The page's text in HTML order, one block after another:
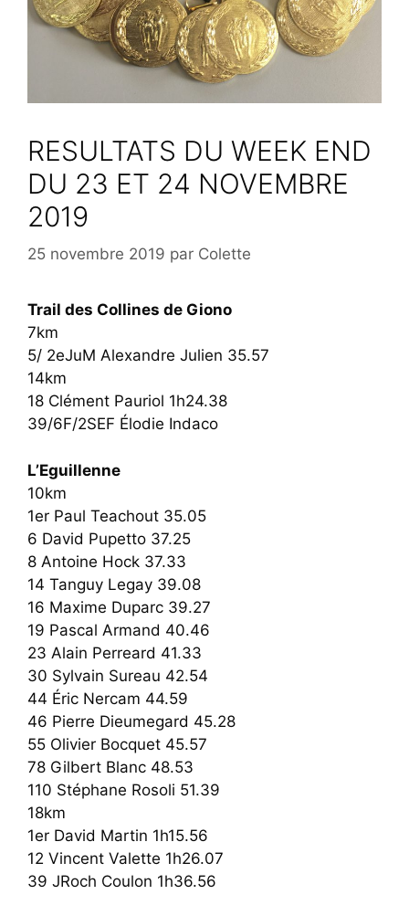
RESULTATS DU WEEK END
DU 23 ET 24 NOVEMBRE
2019
25 novembre 2019 par Colette
Trail des Collines de Giono
7km
5/ 2eJuM Alexandre Julien 35.57
14km
18 Clément Pauriol 1h24.38
39/6F/2SEF Élodie Indaco
L’Eguillenne
10km
1er Paul Teachout 35.05
6 David Pupetto 37.25
8 Antoine Hock 37.33
14 Tanguy Legay 39.08
16 Maxime Duparc 39.27
19 Pascal Armand 40.46
23 Alain Perreard 41.33
30 Sylvain Sureau 42.54
44 Éric Nercam 44.59
46 Pierre Dieumegard 45.28
55 Olivier Bocquet 45.57
78 Gilbert Blanc 48.53
110 Stéphane Rosoli 51.39
18km
1er David Martin 1h15.56
12 Vincent Valette 1h26.07
39 JRoch Coulon 1h36.56